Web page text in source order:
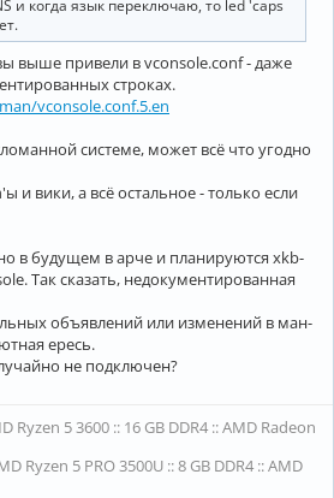
и когда язык переключаю, то led 'caps
выше привели в vconsole.conf - даже
строках.
vconsole.conf.5.en
системе, может всё что угодно
и вики, а всё остальное - только если
в будущем в арче и планируются xkb-
Так сказать, недокументированная
объявлений или изменений в ман-
ересь.
не подключен?
Ryzen 5 3600 :: 16 GB DDR4 :: AMD Radeon
Ryzen 5 PRO 3500U :: 8 GB DDR4 :: AMD